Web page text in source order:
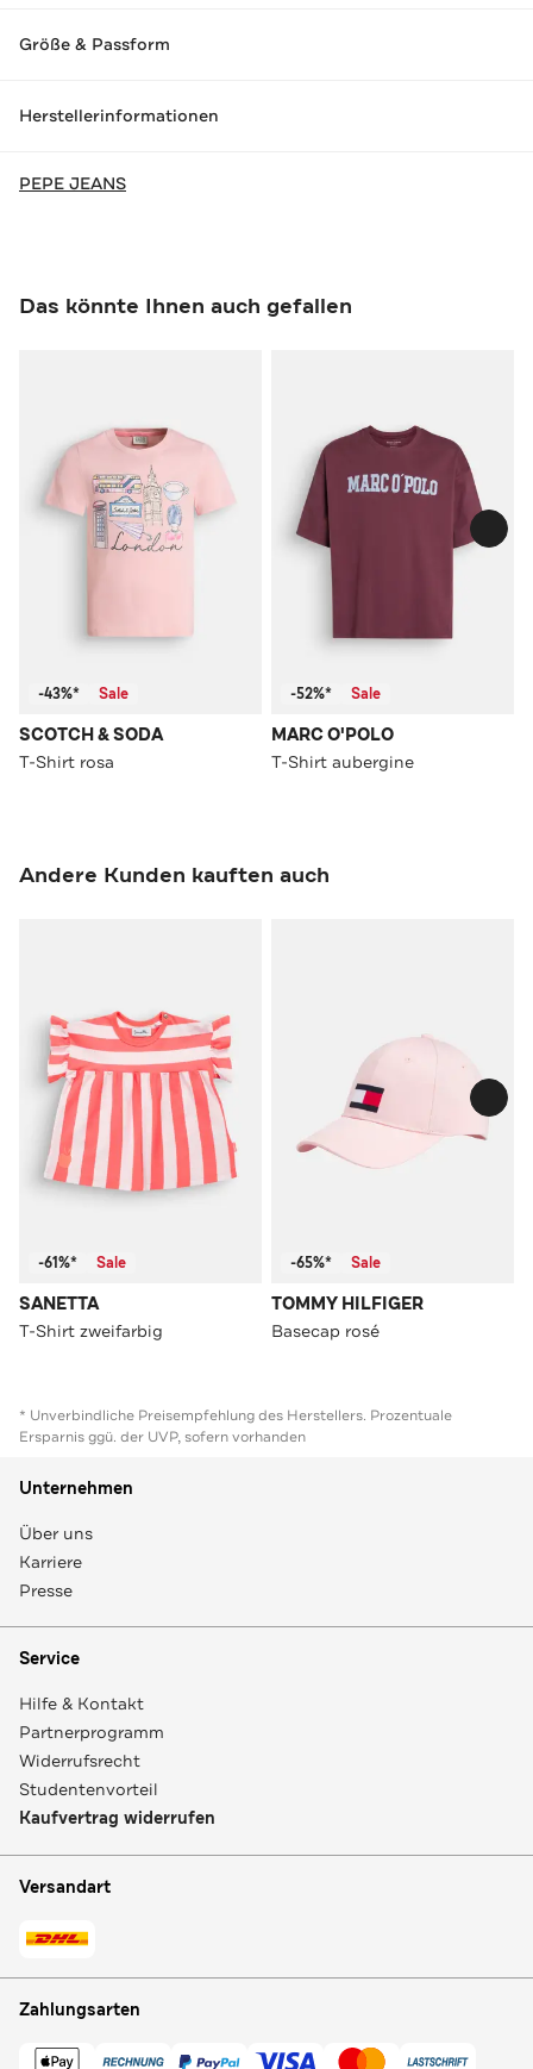
Größe & Passform
Herstellerinformationen
PEPE JEANS
Das könnte Ihnen auch gefallen
-43%* Sale
SCOTCH & SODA
T-Shirt rosa
-52%* Sale
MARC O'POLO
T-Shirt aubergine
Andere Kunden kauften auch
-61%* Sale
SANETTA
T-Shirt zweifarbig
-65%* Sale
TOMMY HILFIGER
Basecap rosé
* Unverbindliche Preisempfehlung des Herstellers. Prozentuale
Ersparnis ggü. der UVP, sofern vorhanden
Unternehmen
Über uns
Karriere
Presse
Service
Hilfe & Kontakt
Partnerprogramm
Widerrufsrecht
Studentenvorteil
Kaufvertrag widerrufen
Versandart
Zahlungsarten